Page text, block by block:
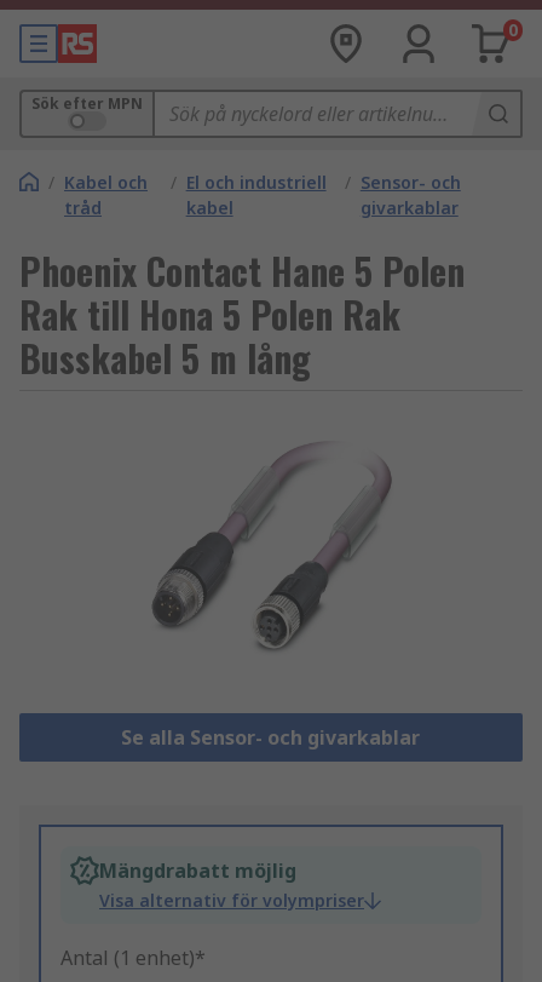
0
Sök efter MPN
/ Kabel och
tråd
/ El och industriell
kabel
/ Sensor- och
givarkablar
Phoenix Contact Hane 5 Polen
Rak till Hona 5 Polen Rak
Busskabel 5 m lång
Se alla Sensor- och givarkablar
Mängdrabatt möjlig
Visa alternativ för volympriser
Antal (1 enhet)*